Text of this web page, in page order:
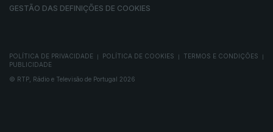
GESTÃO DAS DEFINIÇÕES DE COOKIES
POLÍTICA DE PRIVACIDADE POLÍTICA DE COOKIES TERMOS E CONDIÇÕES
PUBLICIDADE
© RTP, Rádio e Televisão de Portugal 2026